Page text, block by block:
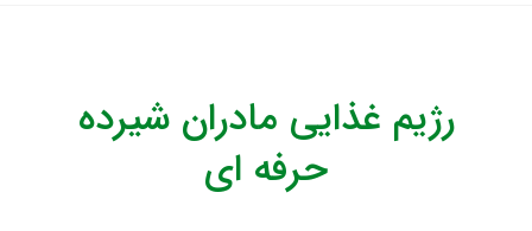
رژیم غذایی مادران شیرده
حرفه ای